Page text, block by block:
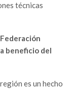
técnicas
beneficio del
es un hecho